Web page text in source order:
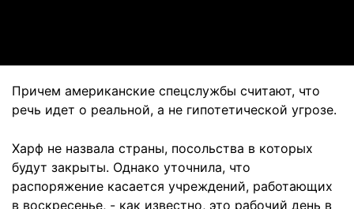
Причем американские спецслужбы считают, что
речь идет о реальной, а не гипотетической угрозе.
Харф не назвала страны, посольства в которых
будут закрыты. Однако уточнила, что
распоряжение касается учреждений, работающих
в воскресенье, - как известно, это рабочий день в